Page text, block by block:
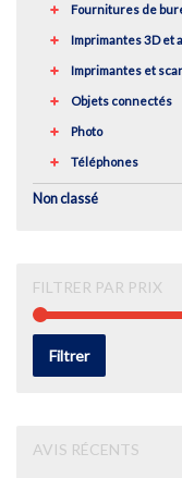
Fournitures de
Imprimantes 3D et
Imprimantes et
Objets connectés
Photo
Téléphones
Non classé
FILTRER PAR PRIX
Filtrer
AVIS RÉCENTS